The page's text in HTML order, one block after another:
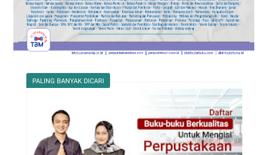
PALING BANYAK DICARI